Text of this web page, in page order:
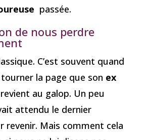
passée.
de nous perdre
C’est souvent quand
la page que son ex
revient au galop. Un peu
attendu le dernier
revenir. Mais comment cela